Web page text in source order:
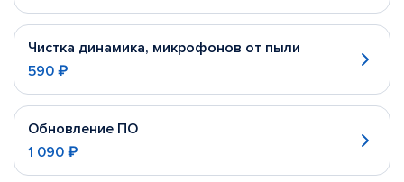
Чистка динамика, микрофонов от пыли
590 ₽
Обновление ПО
1 090 ₽